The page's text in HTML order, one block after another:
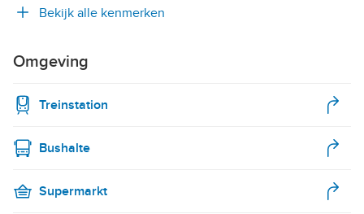
Bekijk alle kenmerken
Omgeving
Treinstation
Bushalte
Supermarkt